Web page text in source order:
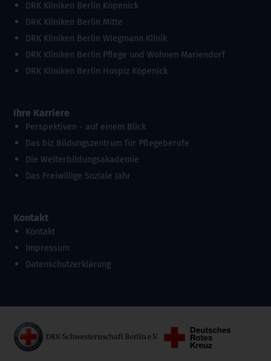
DRK Kliniken Berlin Köpenick
DRK Kliniken Berlin Mitte
DRK Kliniken Berlin Wiegmann Klinik
DRK Kliniken Berlin Pflege und Wohnen Mariendorf
DRK Kliniken Berlin Hospiz Köpenick
Ihre Karriere
Perspektiven - auf einem Blick
Das biz Bildungszentrum für Pflegeberufe
Die Weiterbildungsakademie
Das Freiwillige Soziale Jahr
Kontakt
Kontakt
Impressum
Datenschutzerklärung